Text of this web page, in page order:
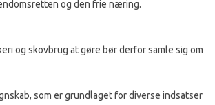
og den frie næring.
og skovbrug at gøre bør derfor samle sig om
som er grundlaget for diverse indsatser